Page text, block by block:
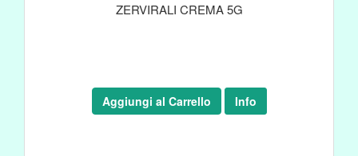
ZERVIRALI CREMA 5G
Aggiungi al Carrello Info